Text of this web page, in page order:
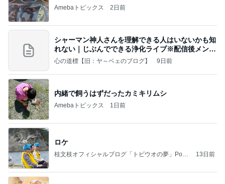
Amebaトピックス 2日前
シャーマン神人さんを理解できる人はいないかも知
れない｜じぶんでできる浄化ライブ※配信後メンバ
ー限
心の道標【旧：ヤ～ベェのブログ】 9日前
内緒で飼うはずだったカミキリムシ
Amebaトピックス 1日前
ロケ
桂文枝オフィシャルブログ「トビウオの夢」Pow
13日前